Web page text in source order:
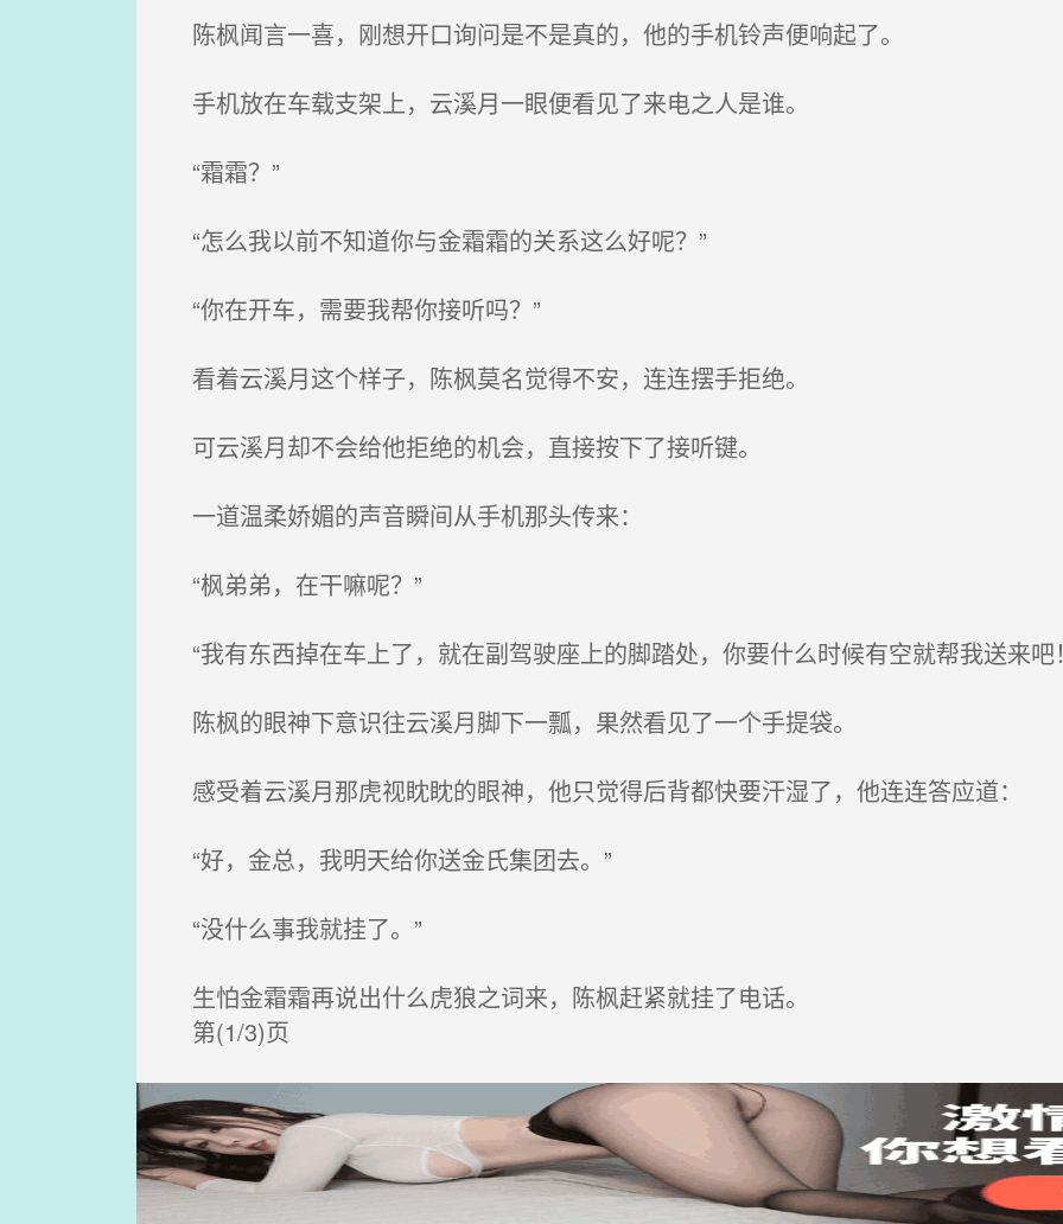
陈枫闻言一喜，刚想开口询问是不是真的，他的手机铃声便响起了。
手机放在车载支架上，云溪月一眼便看见了来电之人是谁。
“霜霜？”
“怎么我以前不知道你与金霜霜的关系这么好呢？”
“你在开车，需要我帮你接听吗？”
看着云溪月这个样子，陈枫莫名觉得不安，连连摆手拒绝。
可云溪月却不会给他拒绝的机会，直接按下了接听键。
一道温柔娇媚的声音瞬间从手机那头传来：
“枫弟弟，在干嘛呢？”
“我有东西掉在车上了，就在副驾驶座上的脚踏处，你要什么时候有空就帮我送来吧
陈枫的眼神下意识往云溪月脚下一瓢，果然看见了一个手提袋。
感受着云溪月那虎视眈眈的眼神，他只觉得后背都快要汗湿了，他连连答应道：
“好，金总，我明天给你送金氏集团去。”
“没什么事我就挂了。”
生怕金霜霜再说出什么虎狼之词来，陈枫赶紧就挂了电话。
第(1/3)页